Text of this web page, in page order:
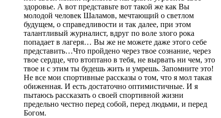
здоровье. А вот представьте вот такой же как Вы
молодой человек Шаламов, мечтающий о светлом
будущем, о справедливости и так далее, при этом
талантливый журналист, вдруг по воле злого рока
попадает в лагеря… Вы же не можете даже этого себе
представить…Что пройдено через твое сознание, через
твое сердце, что втоптано в тебя, не вырвать ни чем, это
твое и с этим ты будешь жить и умрешь. Запомните это!
Не все мои спортивные рассказы о том, что я мол такая
обиженная. И есть достаточно оптимистичные. И я
пытаюсь рассказать о своей спортивной жизни
предельно честно перед собой, перед людьми, и перед
Богом.